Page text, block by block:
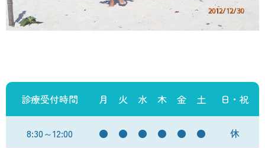
診療受付時間 月 火 水 木 金 土 日・祝
8:30～12:00 ● ● ● ● ● ● 休